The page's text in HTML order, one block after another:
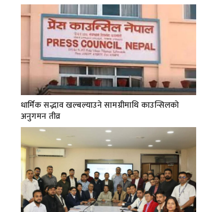
धार्मिक सद्भाव खल्बल्याउने सामग्रीमाथि काउन्सिलको
अनुगमन तीव्र